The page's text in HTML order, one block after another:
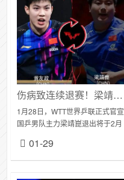
伤病致连续退赛！梁靖崑缺席海口亚洲杯与新加坡大满贯，国乒新秀递补出征
1月28日，WTT世界乒联正式官宣
国乒男队主力梁靖崑退出将于2月
大满贯赛事。而在此前的1月26
日，亚乒联盟官网已更新海口亚
01-29